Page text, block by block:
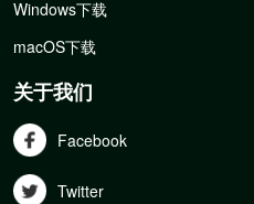
Windows下载
macOS下载
关于我们
Facebook
Twitter